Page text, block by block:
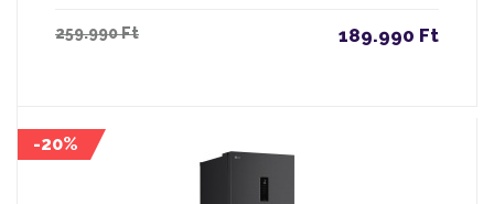
259.990 Ft 189.990 Ft
-20%